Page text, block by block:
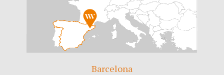
Barcelona